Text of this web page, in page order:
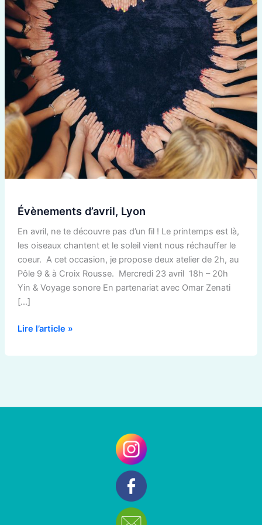
Évènements d’avril, Lyon
En avril, ne te découvre pas d’un fil ! Le printemps est là,
les oiseaux chantent et le soleil vient nous réchauffer le
coeur. A cet occasion, je propose deux atelier de 2h, au
Pôle 9 & à Croix Rousse. Mercredi 23 avril 18h – 20h
Yin & Voyage sonore En partenariat avec Omar Zenati
[…]
Lire l’article »